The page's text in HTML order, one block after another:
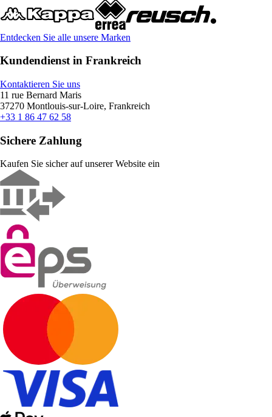
Entdecken Sie alle unsere Marken
Kundendienst in Frankreich
Kontaktieren Sie uns
11 rue Bernard Maris
37270 Montlouis-sur-Loire, Frankreich
+33 1 86 47 62 58
Sichere Zahlung
Kaufen Sie sicher auf unserer Website ein